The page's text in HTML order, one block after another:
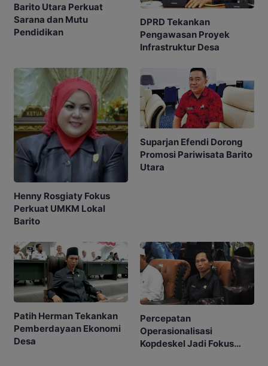
Barito Utara Perkuat
Sarana dan Mutu
Pendidikan
DPRD Tekankan
Pengawasan Proyek
Infrastruktur Desa
Henny Rosgiaty Fokus
Perkuat UMKM Lokal
Barito
Suparjan Efendi Dorong
Promosi Pariwisata Barito
Utara
Patih Herman Tekankan
Pemberdayaan Ekonomi
Desa
Percepatan
Operasionalisasi
Kopdeskel Jadi Fokus